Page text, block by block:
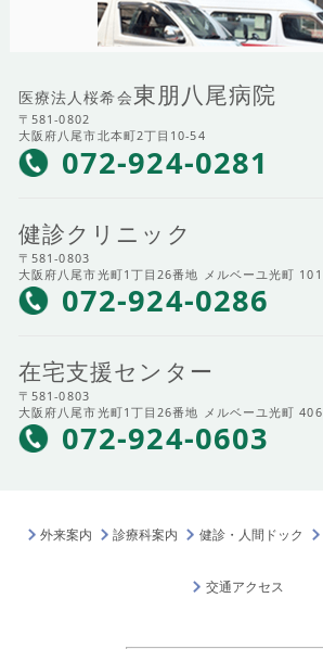
医療法人桜希会東朋八尾病院
〒581-0802
大阪府八尾市北本町2丁目10-54
072-924-0281
健診クリニック
〒581-0803
大阪府八尾市光町1丁目26番地 メルベーユ光町 101
072-924-0286
在宅支援センター
〒581-0803
大阪府八尾市光町1丁目26番地 メルベーユ光町 406
072-924-0603
外来案内 診療科案内 健診・人間ドック
交通アクセス